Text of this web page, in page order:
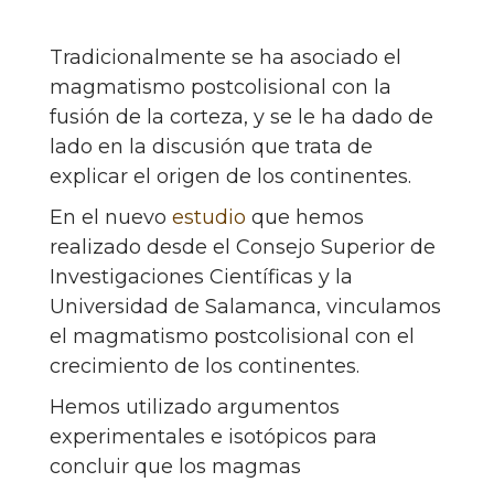
Tradicionalmente se ha asociado el
magmatismo postcolisional con la
fusión de la corteza, y se le ha dado de
lado en la discusión que trata de
explicar el origen de los continentes.
En el nuevo estudio que hemos
realizado desde el Consejo Superior de
Investigaciones Científicas y la
Universidad de Salamanca, vinculamos
el magmatismo postcolisional con el
crecimiento de los continentes.
Hemos utilizado argumentos
experimentales e isotópicos para
concluir que los magmas